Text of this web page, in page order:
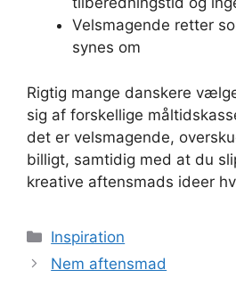
Velsmagende retter
synes om
Rigtig mange danskere
sig af forskellige
det er velsmagende,
billigt, samtidig med at du
kreative aftensmads ideer
Kategorier
Inspiration
Nem aftensmad